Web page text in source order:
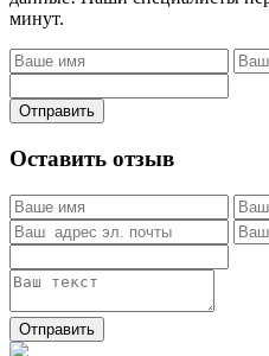
минут.
Отправить
Оставить отзыв
Отправить